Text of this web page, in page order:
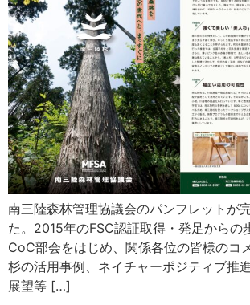
南三陸森林管理協議会のパンフレットが
た。2015年のFSC認証取得・発足からの
CoC部会をはじめ、関係各位の皆様のコ
杉の活用事例、ネイチャーポジティブ推
展望等 […]